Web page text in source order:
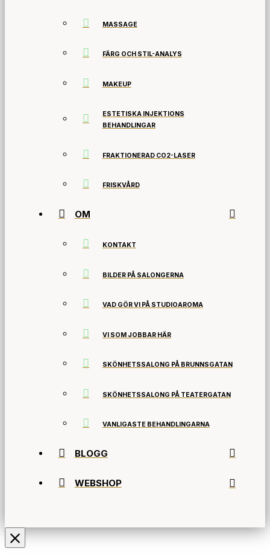
MASSAGE
FÄRG OCH STIL-ANALYS
MAKEUP
ESTETISKA INJEKTIONS
BEHANDLINGAR
FRAKTIONERAD CO2-LASER
FRISKVÅRD
OM
KONTAKT
BILDER PÅ SALONGERNA
VAD GÖR VI PÅ STUDIOAROMA
VI SOM JOBBAR HÄR
SKÖNHETSSALONG PÅ BRUNNSGATAN
SKÖNHETSSALONG PÅ TEATERGATAN
VANLIGASTE BEHANDLINGARNA
BLOGG
WEBSHOP